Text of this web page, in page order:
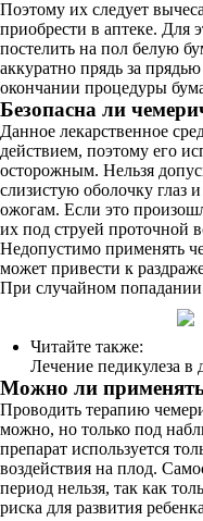
Поэтому их следует
приобрести в аптеке. Для
постелить на пол белую
аккуратно прядь за
окончании процедуры
Безопасна ли
Данное лекарственное
действием, поэтому его
осторожным. Нельзя
слизистую оболочку глаз
ожогам. Если это
их под струей проточной
Недопустимо применять
может привести к
При случайном
Читайте также:
Лечение педикулеза
Можно ли
Проводить терапию
можно, но только под
препарат используется
воздействия на плод.
период нельзя, так как
риска для развития